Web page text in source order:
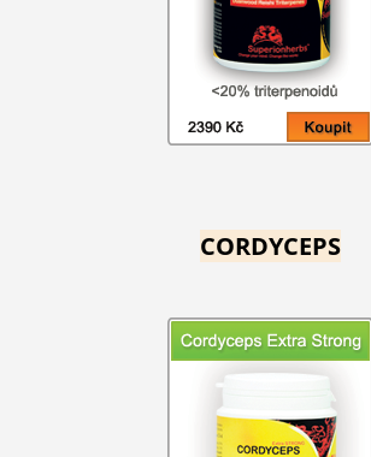
CORDYCEPS